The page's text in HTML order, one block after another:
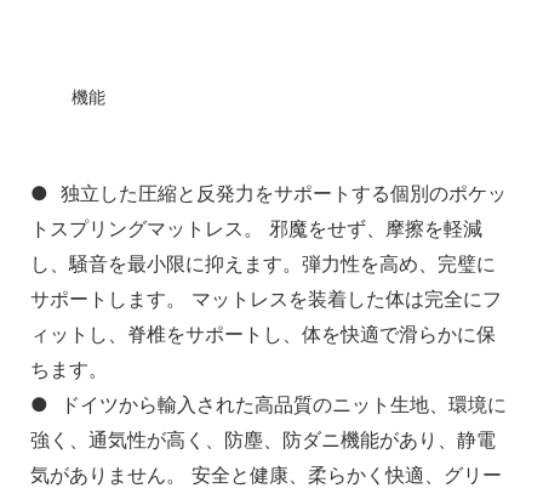
機能
● 独立した圧縮と反発力をサポートする個別のポケッ
トスプリングマットレス。 邪魔をせず、摩擦を軽減
し、騒音を最小限に抑えます。弾力性を高め、完璧に
サポートします。 マットレスを装着した体は完全にフ
ィットし、脊椎をサポートし、体を快適で滑らかに保
ちます。
● ドイツから輸入された高品質のニット生地、環境に
強く、通気性が高く、防塵、防ダニ機能があり、静電
気がありません。 安全と健康、柔らかく快適、グリー